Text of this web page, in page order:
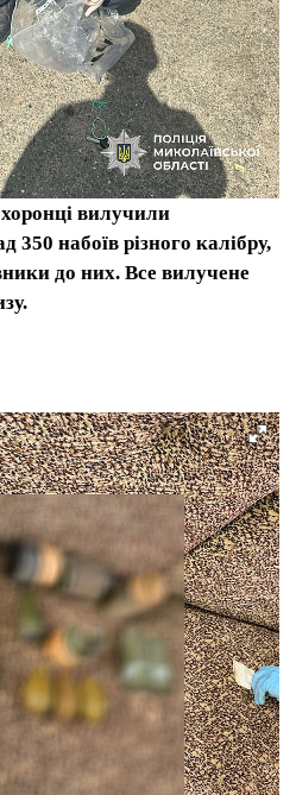
вилучили
350 набоїв різного калібру,
до них. Все вилучене